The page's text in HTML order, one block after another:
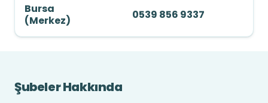
Bursa
(Merkez)
0539 856 9337
Şubeler Hakkında